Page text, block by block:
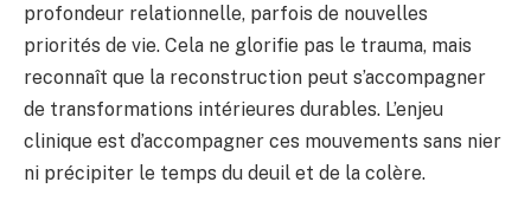
profondeur relationnelle, parfois de nouvelles
priorités de vie. Cela ne glorifie pas le trauma, mais
reconnaît que la reconstruction peut s’accompagner
de transformations intérieures durables. L’enjeu
clinique est d’accompagner ces mouvements sans nier
ni précipiter le temps du deuil et de la colère.